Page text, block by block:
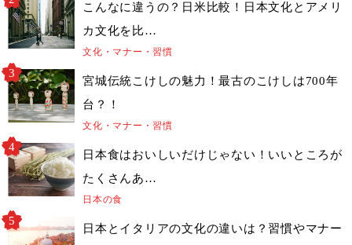
こんなに違うの？日米比較！日本文化とアメリ
カ文化を比…
文化・マナー・習慣
宮城伝統こけしの魅力！最古のこけしは700年
台？！
文化・マナー・習慣
日本食はおいしいだけじゃない！いいところが
たくさんあ…
日本の食
日本とイタリアの文化の違いは？習慣やマナー